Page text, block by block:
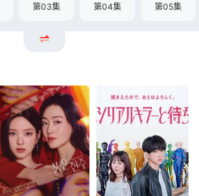
第03集 第04集 第05集